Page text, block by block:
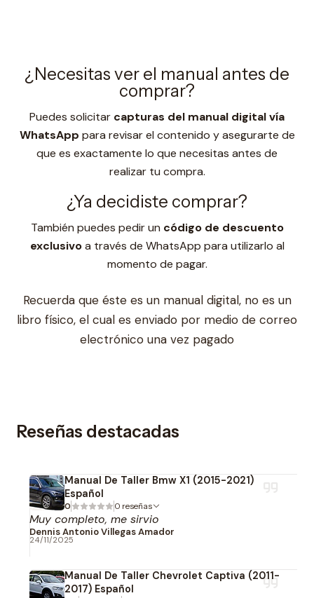
¿Necesitas ver el manual antes de
comprar?
Puedes solicitar capturas del manual digital vía
WhatsApp para revisar el contenido y asegurarte de
que es exactamente lo que necesitas antes de
realizar tu compra.
¿Ya decidiste comprar?
También puedes pedir un código de descuento
exclusivoa través de WhatsApp para utilizarlo al
momento de pagar.
Recuerda que éste es un manual digital, no es un
libro físico, el cual es enviado por medio de correo
electrónico una vez pagado
Reseñas destacadas
Manual De Taller Bmw X1 (2015-2021)
Español
0 0 reseñas
Muy completo, me sirvio
Dennis Antonio Villegas Amador
24/11/2025
Manual De Taller Chevrolet Captiva (2011-
2017) Español